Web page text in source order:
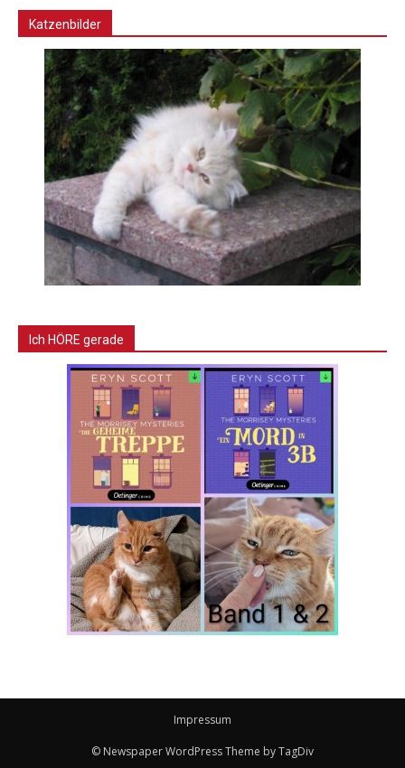
Katzenbilder
Ich HÖRE gerade
Impressum
© Newspaper WordPress Theme by TagDiv